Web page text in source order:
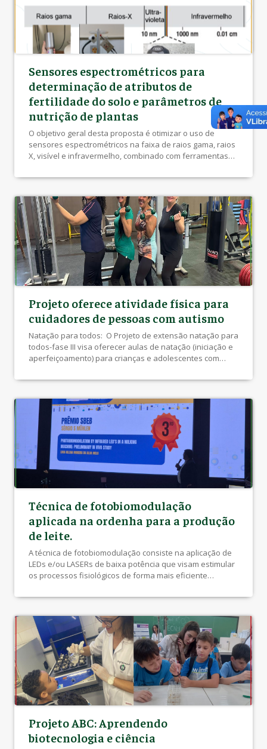
Sensores espectrométricos para
determinação de atributos de
fertilidade do solo e parâmetros de
nutrição de plantas
O objetivo geral desta proposta é otimizar o uso de
sensores espectrométricos na faixa de raios gama, raios
X, visível e infravermelho, combinado com ferramentas
rápida os atributos de fertilidade do solo e parâmetros
rapidez para aplicação na […]
Projeto oferece atividade física para
cuidadores de pessoas com autismo
Natação para todos: O Projeto de extensão natação para
todos-fase III visa oferecer aulas de natação (iniciação e
aperfeiçoamento) para crianças e adolescentes com
múltipla. As aulas acontecerão três vezes por semana e
será realizada ampla divulgação junto ás instituições […]
Técnica de fotobiomodulação
aplicada na ordenha para a produção
de leite.
A técnica de fotobiomodulação consiste na aplicação de
LEDs e/ou LASERs de baixa potência que visam estimular
os processos fisiológicos de forma mais eficiente
vascularidade local. Classificada como uma tecnologia
ambiente, consequentemente, sem a necessidade de
tempo de […]
Projeto ABC: Aprendendo
biotecnologia e ciência